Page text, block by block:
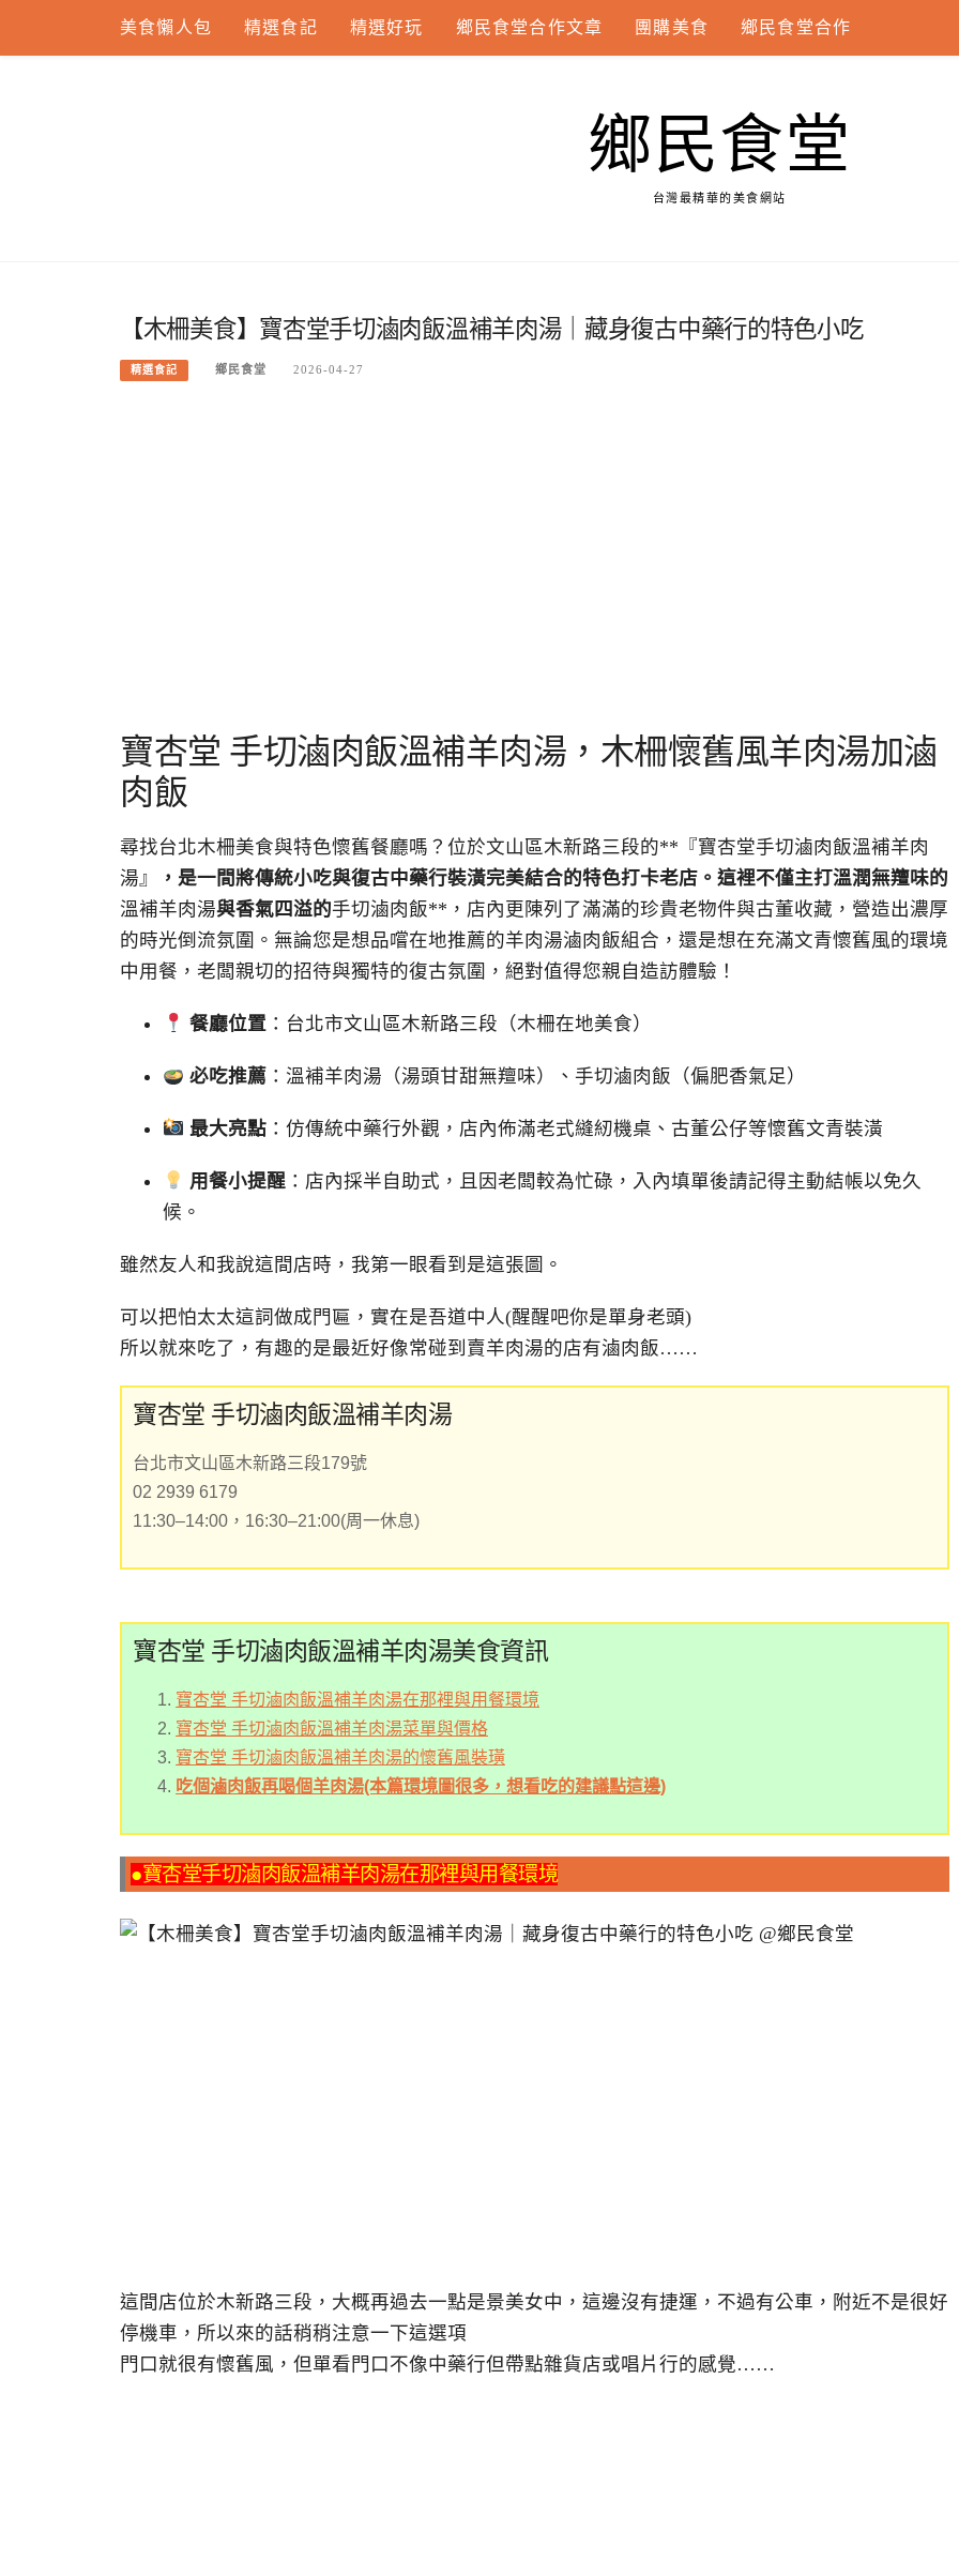
content
美食懶人包 精選食記 精選好玩 鄉民食堂合作文章 團購美食 鄉民食堂合作
鄉民食堂
台灣最精華的美食網站
【木柵美食】寶杏堂手切滷肉飯溫補羊肉湯｜藏身復古中藥行的特色小吃
精選食記 鄉民食堂 2026-04-27
寶杏堂 手切滷肉飯溫補羊肉湯，木柵懷舊風羊肉湯加滷
肉飯
尋找台北木柵美食與特色懷舊餐廳嗎？位於文山區木新路三段的**『寶杏堂手切滷肉飯溫補羊肉
湯』
，是一間將傳統小吃與復古中藥行裝潢完美結合的特色打卡老店。這裡不僅主打溫潤無羶味的
溫補羊肉湯與香氣四溢的手切滷肉飯**，店內更陳列了滿滿的珍貴老物件與古董收藏，營造出濃厚
的時光倒流氛圍。無論您是想品嚐在地推薦的羊肉湯滷肉飯組合，還是想在充滿文青懷舊風的環境
中用餐，老闆親切的招待與獨特的復古氛圍，絕對值得您親自造訪體驗！
餐廳位置 ：台北市文山區木新路三段（木柵在地美食）
必吃推薦 ：溫補羊肉湯（湯頭甘甜無羶味）、手切滷肉飯（偏肥香氣足）
最大亮點 ：仿傳統中藥行外觀，店內佈滿老式縫紉機桌、古董公仔等懷舊文青裝潢
用餐小提醒 ：店內採半自助式，且因老闆較為忙碌，入內填單後請記得主動結帳以免久
候。
雖然友人和我說這間店時，我第一眼看到是這張圖。
可以把怕太太這詞做成門匾，實在是吾道中人(醒醒吧你是單身老頭)
所以就來吃了，有趣的是最近好像常碰到賣羊肉湯的店有滷肉飯……
寶杏堂 手切滷肉飯溫補羊肉湯
台北市文山區木新路三段179號
02 2939 6179
11:30–14:00，16:30–21:00(周一休息)
寶杏堂 手切滷肉飯溫補羊肉湯美食資訊
寶杏堂 手切滷肉飯溫補羊肉湯在那裡與用餐環境
寶杏堂 手切滷肉飯溫補羊肉湯菜單與價格
寶杏堂 手切滷肉飯溫補羊肉湯的懷舊風裝璜
吃個滷肉飯再喝個羊肉湯(本篇環境圖很多，想看吃的建議點這邊)
●寶杏堂手切滷肉飯溫補羊肉湯在那裡與用餐環境
這間店位於木新路三段，大概再過去一點是景美女中，這邊沒有捷運，不過有公車，附近不是很好
停機車，所以來的話稍稍注意一下這選項
門口就很有懷舊風，但單看門口不像中藥行但帶點雜貨店或唱片行的感覺……